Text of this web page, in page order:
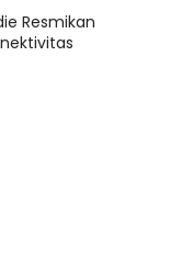
Resmikan